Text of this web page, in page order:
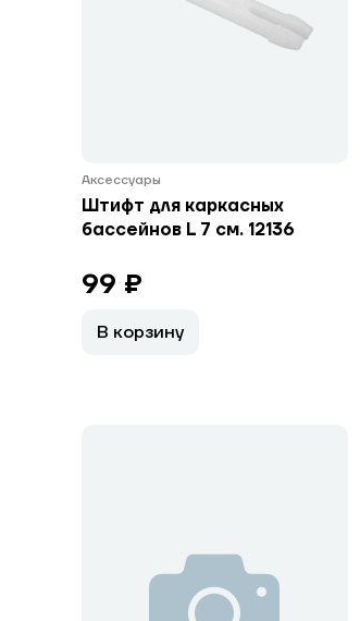
Аксессуары
Штифт для каркасных
бассейнов L 7 см. 12136
99 ₽
В корзину